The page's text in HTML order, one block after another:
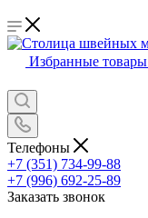
Избранные товары
Телефоны
+7 (351) 734-99-88
+7 (996) 692-25-89
Заказать звонок